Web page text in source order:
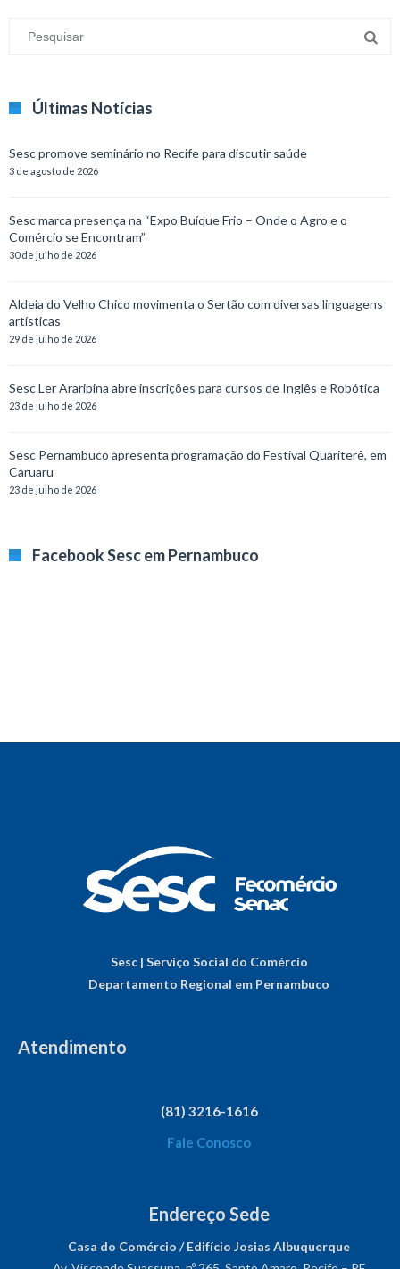
Últimas Notícias
Sesc promove seminário no Recife para discutir saúde
3 de agosto de 2026
Sesc marca presença na “Expo Buíque Frio – Onde o Agro e o
Comércio se Encontram”
30 de julho de 2026
Aldeia do Velho Chico movimenta o Sertão com diversas linguagens
artísticas
29 de julho de 2026
Sesc Ler Araripina abre inscrições para cursos de Inglês e Robótica
23 de julho de 2026
Sesc Pernambuco apresenta programação do Festival Quariterê, em
Caruaru
23 de julho de 2026
Facebook Sesc em Pernambuco
Sesc | Serviço Social do Comércio
Departamento Regional em Pernambuco
Atendimento
(81) 3216-1616
Fale Conosco
Endereço Sede
Casa do Comércio / Edifício Josias Albuquerque